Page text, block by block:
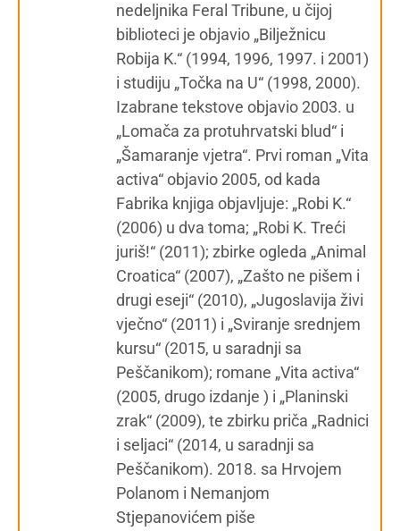
nedeljnika Feral Tribune, u čijoj
biblioteci je objavio „Bilježnicu
Robija K.“ (1994, 1996, 1997. i 2001)
i studiju „Točka na U“ (1998, 2000).
Izabrane tekstove objavio 2003. u
„Lomača za protuhrvatski blud“ i
„Šamaranje vjetra“. Prvi roman „Vita
activa“ objavio 2005, od kada
Fabrika knjiga objavljuje: „Robi K.“
(2006) u dva toma; „Robi K. Treći
juriš!“ (2011); zbirke ogleda „Animal
Croatica“ (2007), „Zašto ne pišem i
drugi eseji“ (2010), „Jugoslavija živi
vječno“ (2011) i „Sviranje srednjem
kursu“ (2015, u saradnji sa
Peščanikom); romane „Vita activa“
(2005, drugo izdanje ) i „Planinski
zrak“ (2009), te zbirku priča „Radnici
i seljaci“ (2014, u saradnji sa
Peščanikom). 2018. sa Hrvojem
Polanom i Nemanjom
Stjepanovićem piše